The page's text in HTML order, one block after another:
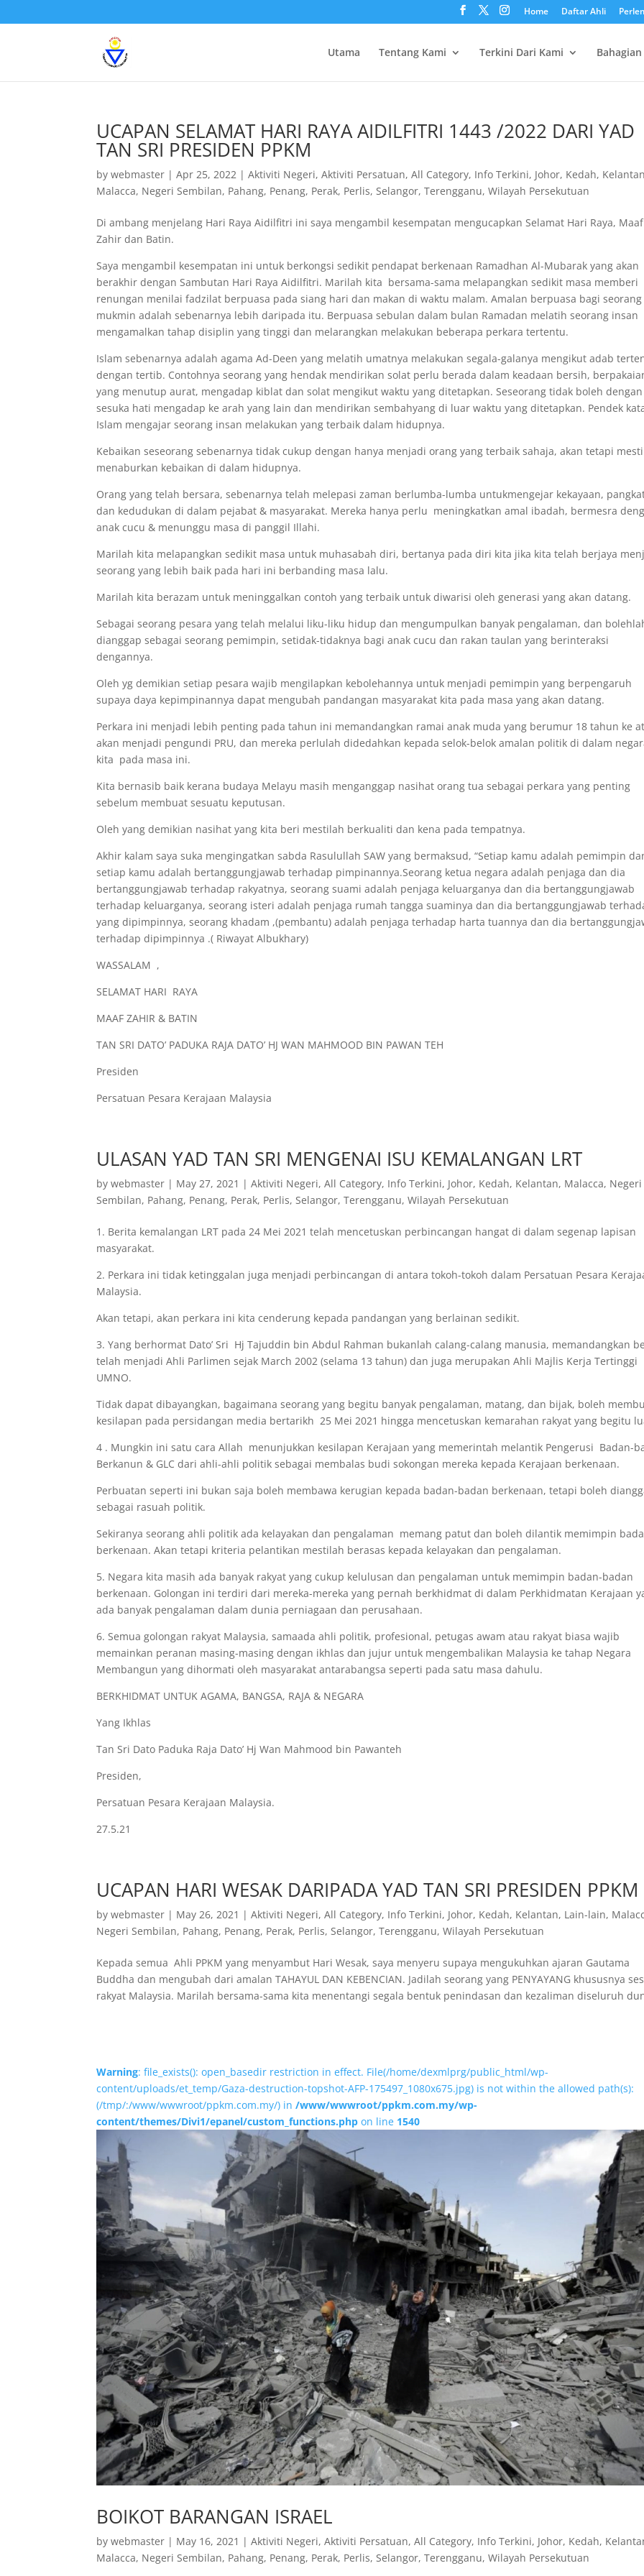
Home Daftar Ahli
Utama Tentang Kami Terkini Dari Kami
UCAPAN SELAMAT HARI RAYA AIDILFITRI 1443 /2022 DARI YAD
TAN SRI PRESIDEN PPKM
bywebmaster |Apr 25, 2022 |Aktiviti Negeri,Aktiviti Persatuan,All Category, Info Terkini, Johor, Kedah,
Malacca, Negeri Sembilan, Pahang, Penang, Perak, Perlis,Selangor,Terengganu,Wilayah Persekutuan
Di ambang menjelang Hari Raya Aidilfitri ini saya mengambil kesempatan mengucapkan Selamat Hari Raya, Maaf
Zahir dan Batin.
Saya mengambil kesempatan ini untuk berkongsi sedikit pendapat berkenaan Ramadhan Al-Mubarak yang akan
berakhir dengan Sambutan Hari Raya Aidilfitri. Marilah kita bersama-sama melapangkan sedikit masa memberi
renungan menilai fadzilat berpuasa pada siang hari dan makan di waktu malam. Amalan berpuasa bagi seorang
mukmin adalah sebenarnya lebih daripada itu. Berpuasa sebulan dalam bulan Ramadan melatih seorang insan
mengamalkan tahap disiplin yang tinggi dan melarangkan melakukan beberapa perkara tertentu.
Islam sebenarnya adalah agama Ad-Deen yang melatih umatnya melakukan segala-galanya mengikut adab
dengan tertib. Contohnya seorang yang hendak mendirikan solat perlu berada dalam keadaan bersih,
yang menutup aurat, mengadap kiblat dan solat mengikut waktu yang ditetapkan. Seseorang tidak boleh dengan
sesuka hati mengadap ke arah yang lain dan mendirikan sembahyang di luar waktu yang ditetapkan. Pendek
Islam mengajar seorang insan melakukan yang terbaik dalam hidupnya.
Kebaikan seseorang sebenarnya tidak cukup dengan hanya menjadi orang yang terbaik sahaja, akan tetapi mesti
menaburkan kebaikan di dalam hidupnya.
Orang yang telah bersara, sebenarnya telah melepasi zaman berlumba-lumba untukmengejar kekayaan,
dan kedudukan di dalam pejabat & masyarakat. Mereka hanya perlu meningkatkan amal ibadah, bermesra
anak cucu & menunggu masa di panggil Illahi.
Marilah kita melapangkan sedikit masa untuk muhasabah diri, bertanya pada diri kita jika kita telah berjaya
seorang yang lebih baik pada hari ini berbanding masa lalu.
Marilah kita berazam untuk meninggalkan contoh yang terbaik untuk diwarisi oleh generasi yang akan datang.
Sebagai seorang pesara yang telah melalui liku-liku hidup dan mengumpulkan banyak pengalaman, dan
dianggap sebagai seorang pemimpin, setidak-tidaknya bagi anak cucu dan rakan taulan yang berinteraksi
dengannya.
Oleh yg demikian setiap pesara wajib mengilapkan kebolehannya untuk menjadi pemimpin yang berpengaruh
supaya daya kepimpinannya dapat mengubah pandangan masyarakat kita pada masa yang akan datang.
Perkara ini menjadi lebih penting pada tahun ini memandangkan ramai anak muda yang berumur 18 tahun ke
akan menjadi pengundi PRU, dan mereka perlulah didedahkan kepada selok-belok amalan politik di dalam
kita pada masa ini.
Kita bernasib baik kerana budaya Melayu masih menganggap nasihat orang tua sebagai perkara yang penting
sebelum membuat sesuatu keputusan.
Oleh yang demikian nasihat yang kita beri mestilah berkualiti dan kena pada tempatnya.
Akhir kalam saya suka mengingatkan sabda Rasulullah SAW yang bermaksud, “Setiap kamu adalah pemimpin
setiap kamu adalah bertanggungjawab terhadap pimpinannya.Seorang ketua negara adalah penjaga dan dia
bertanggungjawab terhadap rakyatnya, seorang suami adalah penjaga keluarganya dan dia bertanggungjawab
terhadap keluarganya, seorang isteri adalah penjaga rumah tangga suaminya dan dia bertanggungjawab
yang dipimpinnya, seorang khadam ,(pembantu) adalah penjaga terhadap harta tuannya dan dia
terhadap dipimpinnya .( Riwayat Albukhary)
WASSALAM ,
SELAMAT HARI RAYA
MAAF ZAHIR & BATIN
TAN SRI DATO’ PADUKA RAJA DATO’ HJ WAN MAHMOOD BIN PAWAN TEH
Presiden
Persatuan Pesara Kerajaan Malaysia
ULASAN YAD TAN SRI MENGENAI ISU KEMALANGAN LRT
bywebmaster | May 27, 2021 |Aktiviti Negeri,All Category, Info Terkini, Johor, Kedah, Kelantan, Malacca, Negeri
Sembilan, Pahang, Penang, Perak, Perlis,Selangor,Terengganu,Wilayah Persekutuan
1. Berita kemalangan LRT pada 24 Mei 2021 telah mencetuskan perbincangan hangat di dalam segenap lapisan
masyarakat.
2. Perkara ini tidak ketinggalan juga menjadi perbincangan di antara tokoh-tokoh dalam Persatuan Pesara
Malaysia.
Akan tetapi, akan perkara ini kita cenderung kepada pandangan yang berlainan sedikit.
3. Yang berhormat Dato’ Sri Hj Tajuddin bin Abdul Rahman bukanlah calang-calang manusia, memandangkan
telah menjadi Ahli Parlimen sejak March 2002 (selama 13 tahun) dan juga merupakan Ahli Majlis Kerja Tertinggi
UMNO.
Tidak dapat dibayangkan, bagaimana seorang yang begitu banyak pengalaman, matang, dan bijak, boleh
kesilapan pada persidangan media bertarikh 25 Mei 2021 hingga mencetuskan kemarahan rakyat yang begitu
4 . Mungkin ini satu cara Allah menunjukkan kesilapan Kerajaan yang memerintah melantik Pengerusi Badan-
Berkanun & GLC dari ahli-ahli politik sebagai membalas budi sokongan mereka kepada Kerajaan berkenaan.
Perbuatan seperti ini bukan saja boleh membawa kerugian kepada badan-badan berkenaan, tetapi boleh
sebagai rasuah politik.
Sekiranya seorang ahli politik ada kelayakan dan pengalaman memang patut dan boleh dilantik memimpin
berkenaan. Akan tetapi kriteria pelantikan mestilah berasas kepada kelayakan dan pengalaman.
5. Negara kita masih ada banyak rakyat yang cukup kelulusan dan pengalaman untuk memimpin badan-badan
berkenaan. Golongan ini terdiri dari mereka-mereka yang pernah berkhidmat di dalam Perkhidmatan Kerajaan
ada banyak pengalaman dalam dunia perniagaan dan perusahaan.
6. Semua golongan rakyat Malaysia, samaada ahli politik, profesional, petugas awam atau rakyat biasa wajib
memainkan peranan masing-masing dengan ikhlas dan jujur untuk mengembalikan Malaysia ke tahap Negara
Membangun yang dihormati oleh masyarakat antarabangsa seperti pada satu masa dahulu.
BERKHIDMAT UNTUK AGAMA, BANGSA, RAJA & NEGARA
Yang Ikhlas
Tan Sri Dato Paduka Raja Dato’ Hj Wan Mahmood bin Pawanteh
Presiden,
Persatuan Pesara Kerajaan Malaysia.
27.5.21
UCAPAN HARI WESAK DARIPADA YAD TAN SRI PRESIDEN PPKM
bywebmaster | May 26, 2021 |Aktiviti Negeri,All Category, Info Terkini, Johor, Kedah, Kelantan, Lain-lain,
Negeri Sembilan, Pahang, Penang, Perak, Perlis,Selangor,Terengganu,Wilayah Persekutuan
Kepada semua Ahli PPKM yang menyambut Hari Wesak, saya menyeru supaya mengukuhkan ajaran Gautama
Buddha dan mengubah dari amalan TAHAYUL DAN KEBENCIAN. Jadilah seorang yang PENYAYANG khususnya
rakyat Malaysia. Marilah bersama-sama kita menentangi segala bentuk penindasan dan kezaliman diseluruh
Warning: file_exists(): open_basedir restriction in effect. File(/home/dexmlprg/public_html/wp-
content/uploads/et_temp/Gaza-destruction-topshot-AFP-175497_1080x675.jpg) is not within the allowed path(s):
(/tmp/:/www/wwwroot/ppkm.com.my/) in/www/wwwroot/ppkm.com.my/wp-
content/themes/Divi1/epanel/custom_functions.php on line 1540
BOIKOT BARANGAN ISRAEL
bywebmaster | May 16, 2021 |Aktiviti Negeri,Aktiviti Persatuan,All Category, Info Terkini, Johor, Kedah,
Malacca, Negeri Sembilan, Pahang, Penang, Perak, Perlis, Selangor,Terengganu,Wilayah Persekutuan